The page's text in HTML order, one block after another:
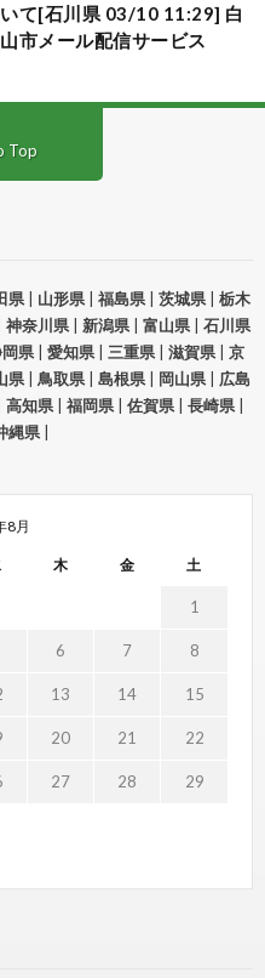
いて[石川県 03/10 11:29] 白
山市メール配信サービス
Top
県 山形県 福島県 茨城県
栃木
神奈川県 新潟県 富山県
石川県
県 愛知県 三重県 滋賀県
京
県 鳥取県 島根県 岡山県
広島
高知県 福岡県 佐賀県 長崎県
縄県
8月
木 金 土
1
6 7 8
13 14 15
20 21 22
27 28 29